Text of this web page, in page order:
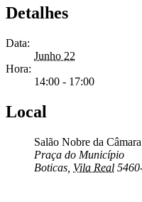
Detalhes
Data:
Junho 22
Hora:
14:00 - 17:00
Local
Salão Nobre da
Praça do Município
Boticas Vila Real